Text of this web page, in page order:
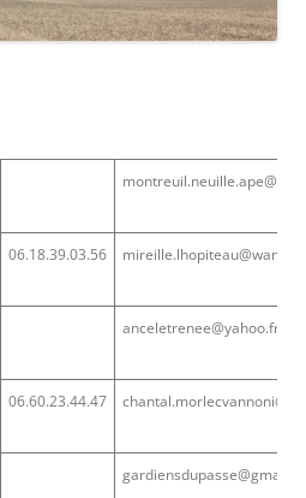
06.18.39.03.56
anceletrenee@yahoo.fr
06.60.23.44.47